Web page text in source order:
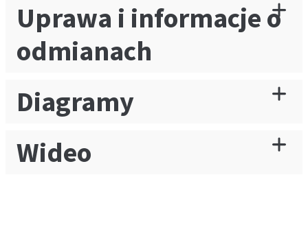
Uprawa i informacje o
odmianach
Diagramy
Wideo